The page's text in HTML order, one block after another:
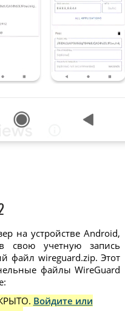
на устройстве Android,
свою учетную запись
файл wireguard.zip. Этот
файлы WireGuard
Войдите или